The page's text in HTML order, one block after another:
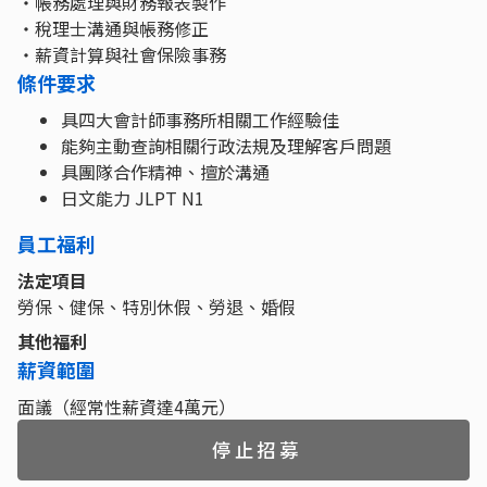
・稅理士溝通與帳務修正
・薪資計算與社會保險事務
條件要求
具四大會計師事務所相關工作經驗佳
能夠主動查詢相關行政法規及理解客戶問題
具團隊合作精神、擅於溝通
日文能力 JLPT N1
員工福利
法定項目
勞保、健保、特別休假、勞退、婚假
其他福利
薪資範圍
面議（經常性薪資達4萬元）
停止招募